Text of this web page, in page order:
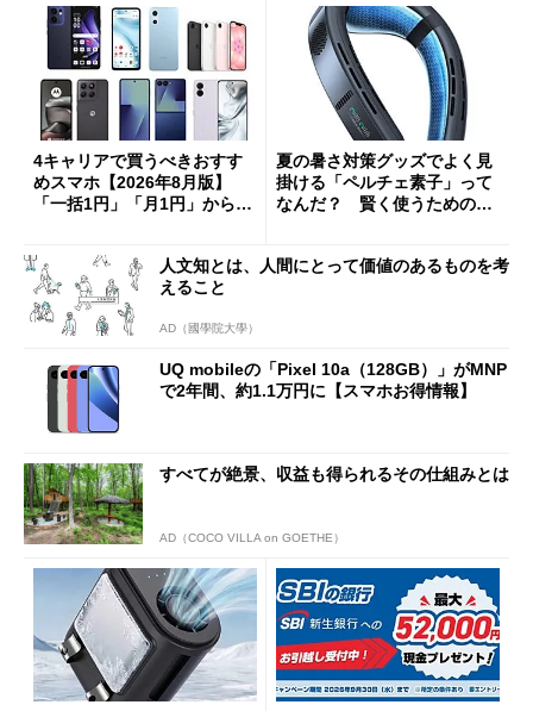
4キャリアで買うべきおすす
めスマホ【2026年8月版】
「一括1円」「月1円」からお
夏の暑さ対策グッズでよく見
掛ける「ペルチェ素子」って
なんだ？ 賢く使うための注
人文知とは、人間にとって価値のあるものを考
えること
AD（國學院大學）
UQ mobileの「Pixel 10a（128GB）」がMNP
で2年間、約1.1万円に【スマホお得情報】
すべてが絶景、収益も得られるその仕組みとは
AD（COCO VILLA on GOETHE）